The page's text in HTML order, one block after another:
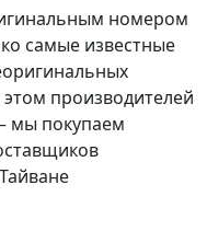
номером
самые известные
производителей
мы покупаем